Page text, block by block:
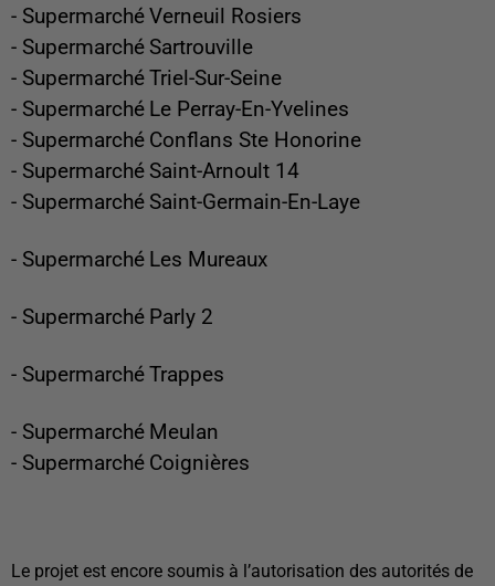
- SupermarchéVerneuil Rosiers
- Supermarché Sartrouville
- SupermarchéTriel-Sur-Seine
- Supermarché Le Perray-En-Yvelines
- Supermarché Conflans Ste Honorine
- Supermarché Saint-Arnoult 14
- Supermarché Saint-Germain-En-Laye
- Supermarché Les Mureaux
- Supermarché Parly 2
- SupermarchéTrappes
- Supermarché Meulan
- Supermarché Coignières
Le projet est encore soumis à l’autorisation des autorités de